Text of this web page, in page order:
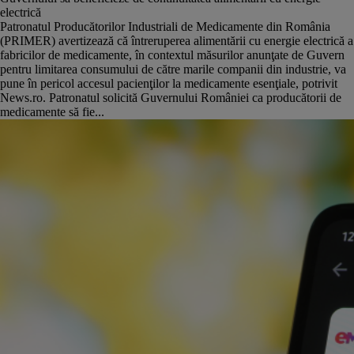
electrică
Patronatul Producătorilor Industriali de Medicamente din România
(PRIMER) avertizează că întreruperea alimentării cu energie electrică a
fabricilor de medicamente, în contextul măsurilor anunţate de Guvern
pentru limitarea consumului de către marile companii din industrie, va
pune în pericol accesul pacienţilor la medicamente esenţiale, potrivit
News.ro. Patronatul solicită Guvernului României ca producătorii de
medicamente să fie...